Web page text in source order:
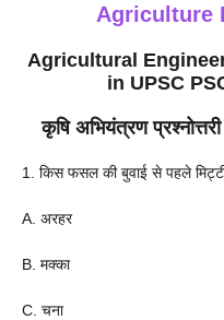
Agriculture
Agricultural
in UPSC
कृषि अभियंत्रणप्रश्नोत्तरी
1. किस फसल की बुवाई से पहले
A. अरहर
B. मक्का
C. चना